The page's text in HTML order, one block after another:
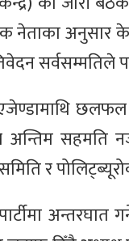
अनुसार
सर्वसम्मतिले
अन्तिम सहमति
र
अन्तरघात